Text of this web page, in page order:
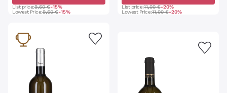
List price:9,60 €-15%
Lowest Price:9,60 €-15%
List price:11,00 €-20%
Lowest Price:11,00 €-20%